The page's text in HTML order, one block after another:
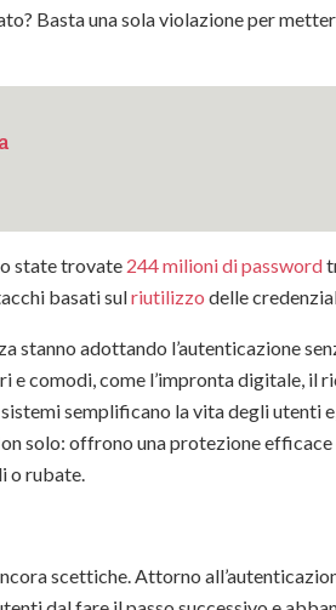
Basta una sola violazione per
state trovate 244 milioni di password
basati sulriutilizzo delle
stanno adottando l’autenticazione
e comodi, come l’impronta digitale, il
semplificano la vita degli utenti
solo: offrono una protezione
o rubate.
scettiche. Attorno